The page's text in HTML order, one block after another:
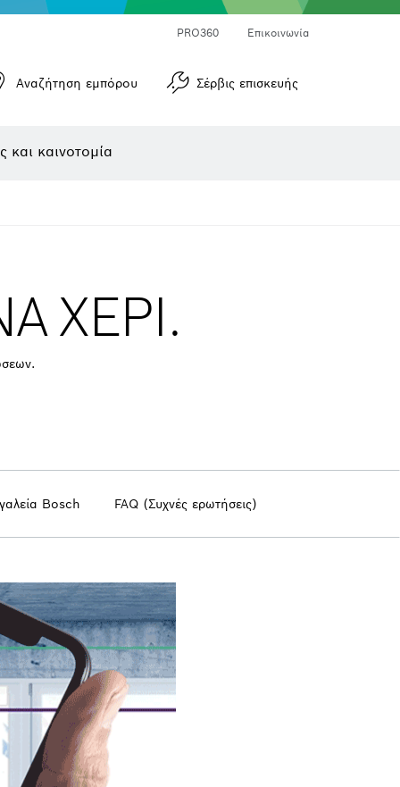
PRO360 Επικοινωνία
Αναζήτηση εμπόρου Σέρβις επισκευής
και καινοτομία
ΧΕΡΙ.
Bosch FAQ (Συχνές ερωτήσεις)